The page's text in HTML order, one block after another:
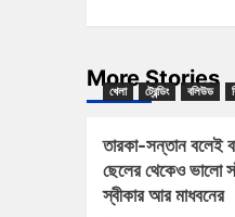
More Stories
খেলা ট্রেন্ডিং বলিউড
তারকা-সন্তান বলেই
ছেলের থেকেও ভালো
স্বীকার আর মাধবনের